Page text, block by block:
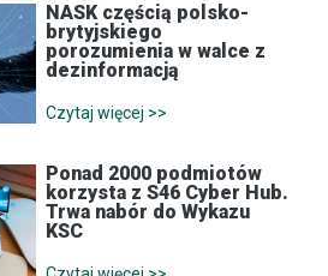
NASK częścią polsko-
brytyjskiego
porozumienia w walce z
dezinformacją
Czytaj więcej >>
Ponad 2000 podmiotów
korzysta z S46 Cyber Hub.
Trwa nabór do Wykazu
KSC